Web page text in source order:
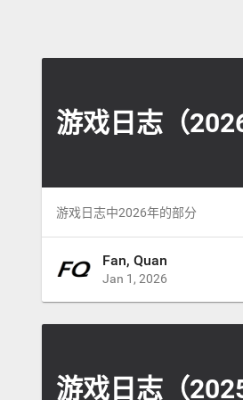
游戏日志（2026
游戏日志中2026年的部分
Fan, Quan
Jan 1, 2026
游戏日志（2025